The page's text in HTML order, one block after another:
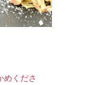
めくださ